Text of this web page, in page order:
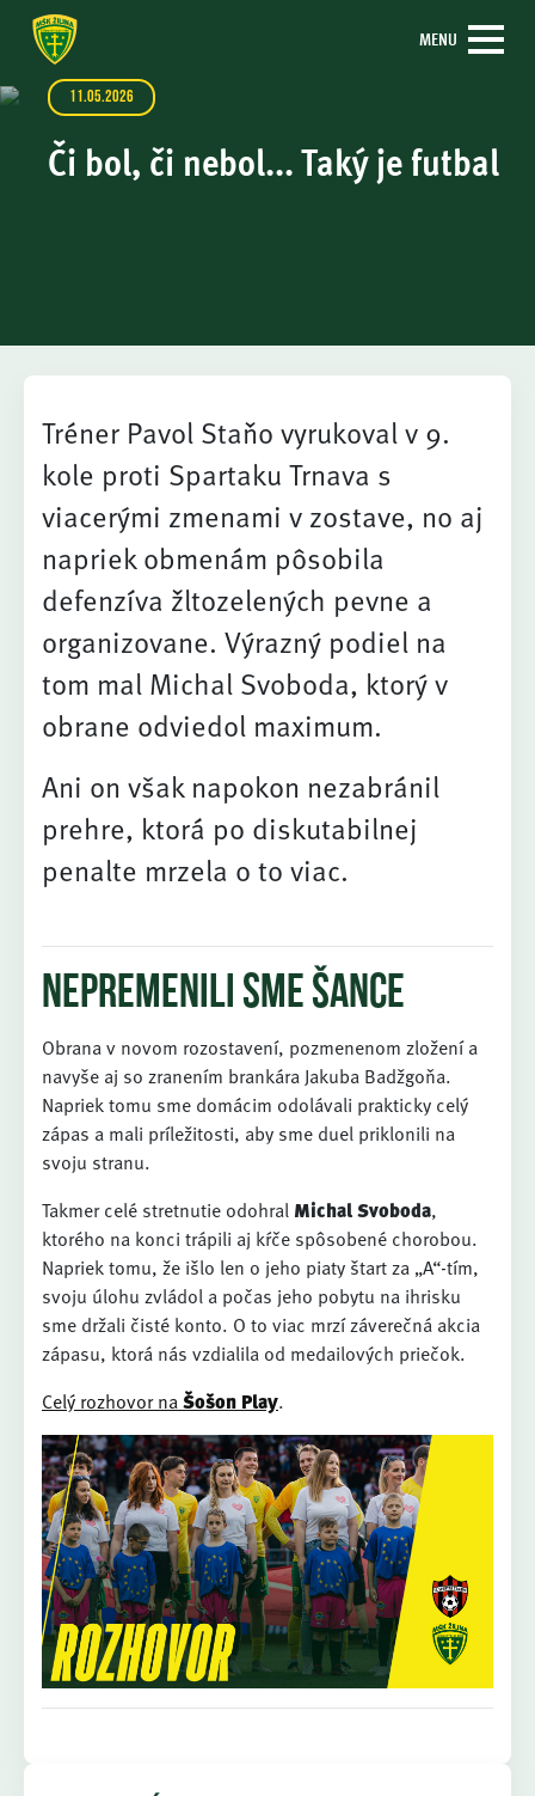
MENU
11.05.2026
Či bol, či nebol... Taký je futbal
Tréner Pavol Staňo vyrukoval v 9.
kole proti Spartaku Trnava s
viacerými zmenami v zostave, no aj
napriek obmenám pôsobila
defenzíva žltozelených pevne a
organizovane. Výrazný podiel na
tom mal Michal Svoboda, ktorý v
obrane odviedol maximum.
Ani on však napokon nezabránil
prehre, ktorá po diskutabilnej
penalte mrzela o to viac.
Nepremenili sme šance
Obrana v novom rozostavení, pozmenenom zložení a
navyše aj so zranením brankára Jakuba Badžgoňa.
Napriek tomu sme domácim odolávali prakticky celý
zápas a mali príležitosti, aby sme duel priklonili na
svoju stranu.
Takmer celé stretnutie odohral Michal Svoboda,
ktorého na konci trápili aj kŕče spôsobené chorobou.
Napriek tomu, že išlo len o jeho piaty štart za „A“-tím,
svoju úlohu zvládol a počas jeho pobytu na ihrisku
sme držali čisté konto. O to viac mrzí záverečná akcia
zápasu, ktorá nás vzdialila od medailových priečok.
Celý rozhovor naŠošon Play.